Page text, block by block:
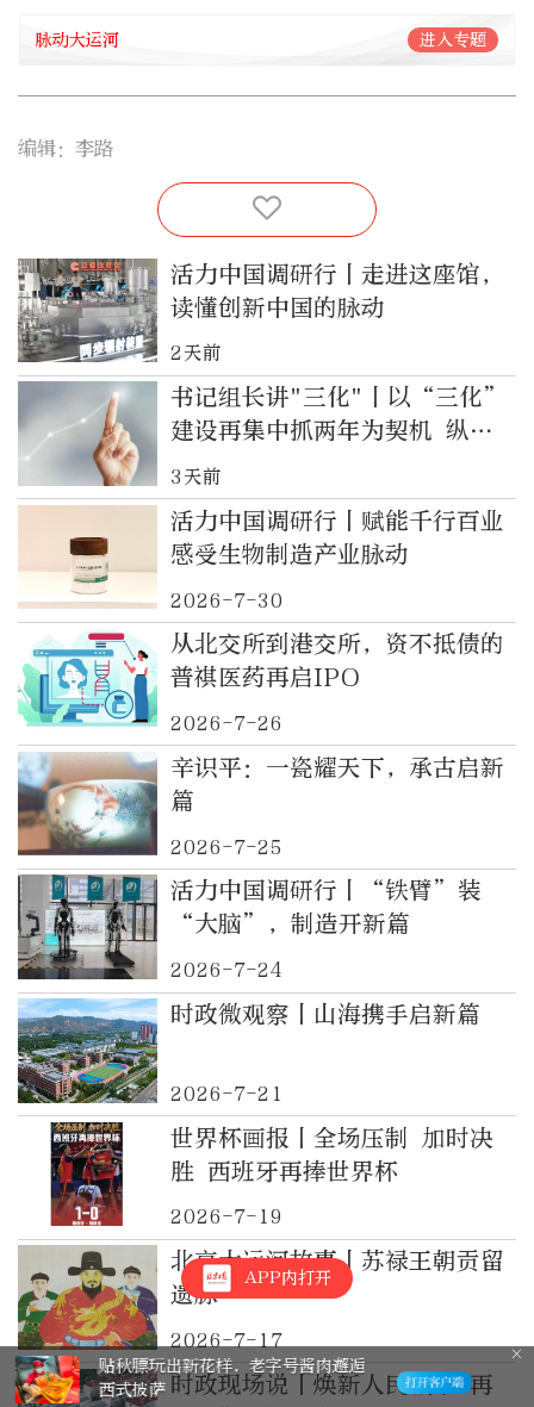
脉动大运河 进入专题
编辑：李路
活力中国调研行丨走进这座馆，
读懂创新中国的脉动
2天前
书记组长讲"三化"丨以“三化”
建设再集中抓两年为契机 纵深
推进纪检监察工作高质量发展
3天前
活力中国调研行丨赋能千行百业
感受生物制造产业脉动
2026-7-30
从北交所到港交所，资不抵债的
普祺医药再启IPO
2026-7-26
辛识平：一瓷耀天下，承古启新
篇
2026-7-25
活力中国调研行丨“铁臂”装
“大脑”，制造开新篇
2026-7-24
时政微观察丨山海携手启新篇
2026-7-21
世界杯画报丨全场压制 加时决
胜 西班牙再捧世界杯
2026-7-19
北京大运河故事丨苏禄王朝贡留
遗脉
2026-7-17
时政现场说丨焕新人民城市 再
APP内打开
肉邂逅
高铁上可以点老北京炸酱
铁路推出11款新品高铁餐